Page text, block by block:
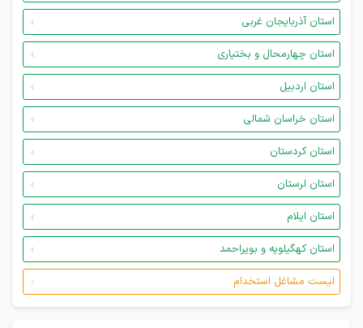
استان آذربایجان غربی
استان چهارمحال و بختیاری
استان اردبیل
استان خراسان شمالی
استان کردستان
استان لرستان
استان ایلام
استان کهگیلویه و بویراحمد
لیست مشاغل استخدام